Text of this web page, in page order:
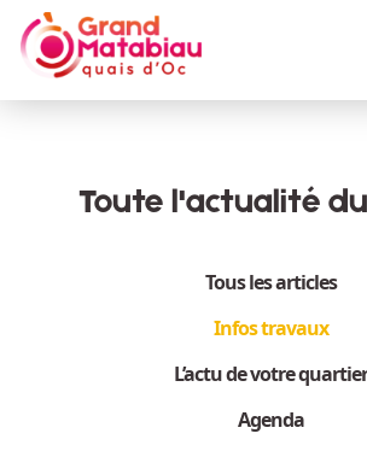
Aller au contenu principal
Toute l'actualité
Tous les articles
Infos travaux
L’actu de votre quartier
Agenda